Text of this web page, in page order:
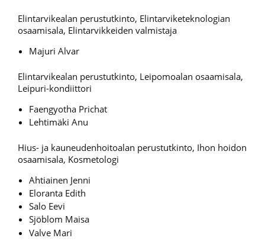
Elintarvikealan perustutkinto, Elintarviketeknologian
osaamisala, Elintarvikkeiden valmistaja
Majuri Alvar
Elintarvikealan perustutkinto, Leipomoalan osaamisala,
Leipuri-kondiittori
Faengyotha Prichat
Lehtimäki Anu
Hius- ja kauneudenhoitoalan perustutkinto, Ihon hoidon
osaamisala, Kosmetologi
Ahtiainen Jenni
Eloranta Edith
Salo Eevi
Sjöblom Maisa
Valve Mari